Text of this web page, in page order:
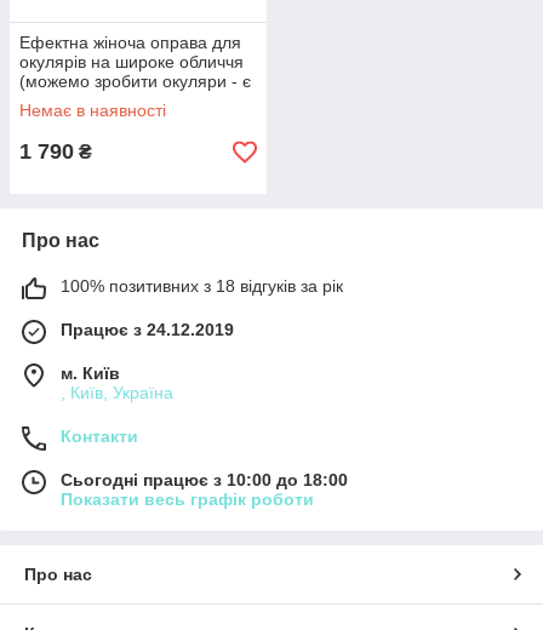
Ефектна жіноча оправа для
окулярів на широке обличчя
(можемо зробити окуляри - є
великий вибір лінз)
Немає в наявності
1 790 ₴
Про нас
100% позитивних з 18 відгуків за рік
Працює з 24.12.2019
м. Київ
, Київ, Україна
Контакти
Сьогодні працює з 10:00 до 18:00
Показати весь графік роботи
Про нас